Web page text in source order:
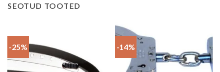
SEOTUD TOOTED
-25% -14%